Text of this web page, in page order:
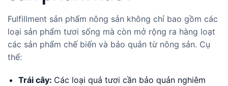
Fulfillment sản phẩm nông sản không chỉ bao gồm các
loại sản phẩm tươi sống mà còn mở rộng ra hàng loạt
các sản phẩm chế biến và bảo quản từ nông sản. Cụ
thể:
Trái cây: Các loại quả tươi cần bảo quản nghiêm